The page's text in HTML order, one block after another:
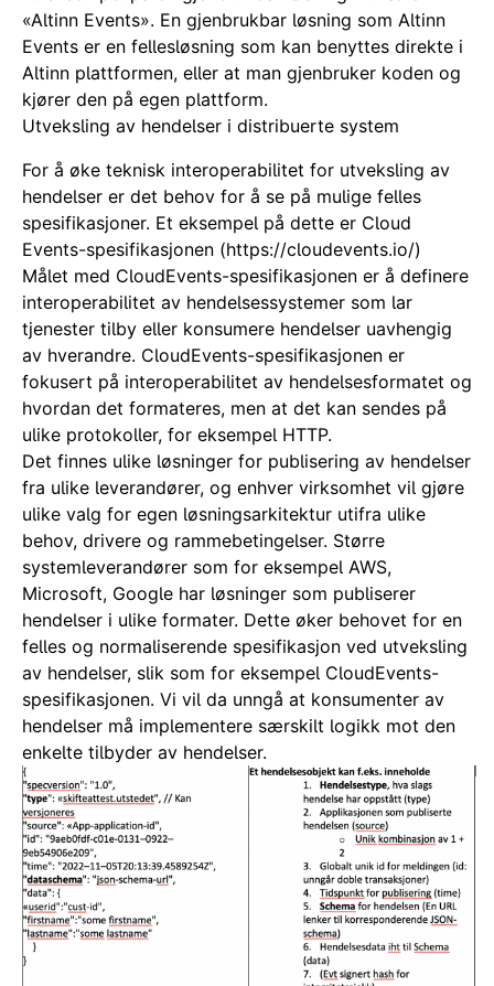
«Altinn Events». En gjenbrukbar løsning som Altinn
Events er en fellesløsning som kan benyttes direkte i
Altinn plattformen, eller at man gjenbruker koden og
kjører den på egen plattform.
Utveksling av hendelser i distribuerte system
For å øke teknisk interoperabilitet for utveksling av
hendelser er det behov for å se på mulige felles
spesifikasjoner. Et eksempel på dette er Cloud
Events-spesifikasjonen (https://cloudevents.io/)
Målet med CloudEvents-spesifikasjonen er å definere
interoperabilitet av hendelsessystemer som lar
tjenester tilby eller konsumere hendelser uavhengig
av hverandre. CloudEvents-spesifikasjonen er
fokusert på interoperabilitet av hendelsesformatet og
hvordan det formateres, men at det kan sendes på
ulike protokoller, for eksempel HTTP.
Det finnes ulike løsninger for publisering av hendelser
fra ulike leverandører, og enhver virksomhet vil gjøre
ulike valg for egen løsningsarkitektur utifra ulike
behov, drivere og rammebetingelser. Større
systemleverandører som for eksempel AWS,
Microsoft, Google har løsninger som publiserer
hendelser i ulike formater. Dette øker behovet for en
felles og normaliserende spesifikasjon ved utveksling
av hendelser, slik som for eksempel CloudEvents-
spesifikasjonen. Vi vil da unngå at konsumenter av
hendelser må implementere særskilt logikk mot den
enkelte tilbyder av hendelser.